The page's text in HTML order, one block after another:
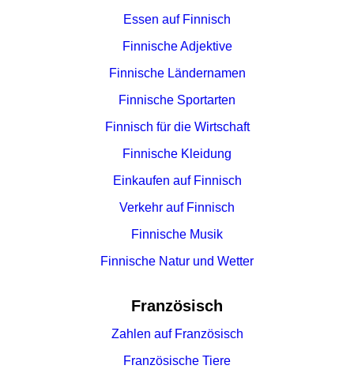
Essen auf Finnisch
Finnische Adjektive
Finnische Ländernamen
Finnische Sportarten
Finnisch für die Wirtschaft
Finnische Kleidung
Einkaufen auf Finnisch
Verkehr auf Finnisch
Finnische Musik
Finnische Natur und Wetter
Französisch
Zahlen auf Französisch
Französische Tiere